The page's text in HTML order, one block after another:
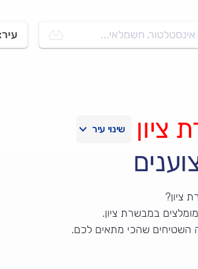
אינסטלטור, חשמלאי... עיר:
ציון
ציון?
במבשרת ציון.
השטיחים שהכי מתאים לכם.